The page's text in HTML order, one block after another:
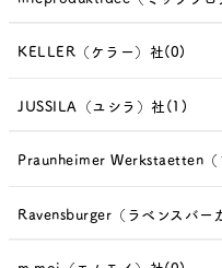
KELLER（ケラー）社(0)
JUSSILA（ユシラ）社(1)
Praunheimer Werkstaetten（
Ravensburger（ラベンスバー